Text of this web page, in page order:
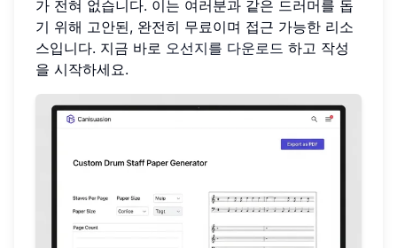
가 전혀 없습니다. 이는 여러분과 같은 드러머를 돕
기 위해 고안된, 완전히 무료이며 접근 가능한 리소
스입니다. 지금 바로 오선지를 다운로드 하고 작성
을 시작하세요.